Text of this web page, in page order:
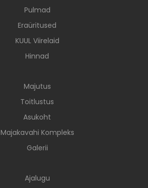
Pulmad
Eraüritused
KUUL Viirelaid
Hinnad
Majutus
Toitlustus
Asukoht
Majakavahi Kompleks
Galerii
Ajalugu